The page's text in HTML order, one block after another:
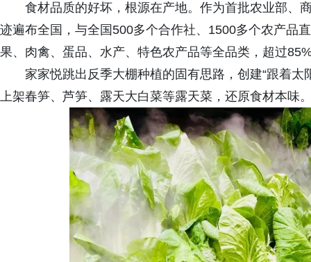
食材品质的好坏，根源在产地。作为首批农业部、
迹遍布全国，与全国500多个合作社、1500多个农产品
果、肉禽、蛋品、水产、特色农产品等全品类，超过
家家悦跳出反季大棚种植的固有思路，创建“跟着
上架春笋、芦笋、露天大白菜等露天菜，还原食材本味